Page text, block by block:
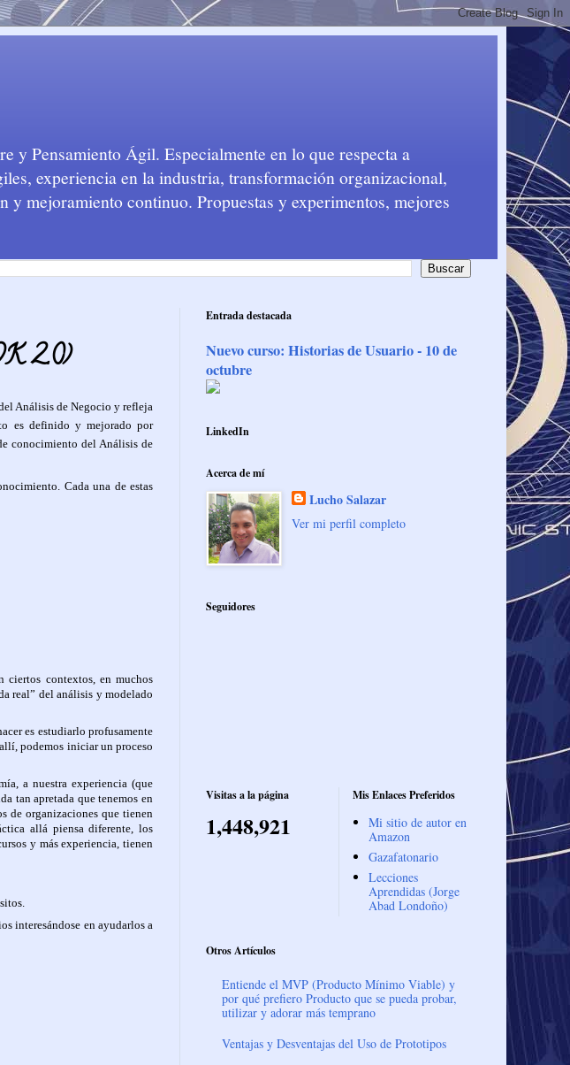
y Pensamiento Ágil. Especialmente en lo que respecta a
experiencia en la industria, transformación organizacional,
mejoramiento continuo. Propuestas y experimentos, mejores
2.0)
Análisis de Negocio y refleja
es definido y mejorado por
conocimiento del Análisis de
Cada una de estas
ciertos contextos, en muchos
real” del análisis y modelado
es estudiarlo profusamente
podemos iniciar un proceso
a nuestra experiencia (que
tan apretada que tenemos en
de organizaciones que tienen
allá piensa diferente, los
y más experiencia, tienen
interesándose en ayudarlos a
Entrada destacada
Nuevo curso: Historias de Usuario - 10 de
octubre
LinkedIn
Acerca de mí
Lucho Salazar
Ver mi perfil completo
Seguidores
Visitas a la página
1,448,921
Mis Enlaces Preferidos
Mi sitio de autor en
Amazon
Gazafatonario
Lecciones
Aprendidas (Jorge
Abad Londoño)
Otros Artículos
Entiende el MVP (Producto Mínimo Viable) y
por qué prefiero Producto que se pueda probar,
utilizar y adorar más temprano
Ventajas y Desventajas del Uso de Prototipos